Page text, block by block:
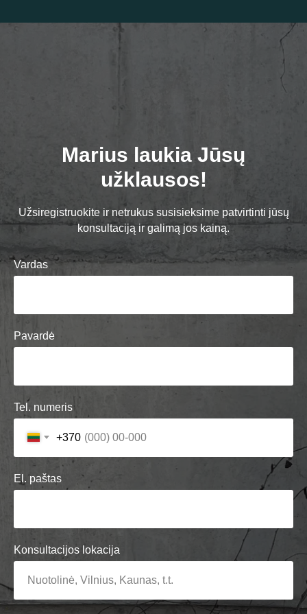
Marius laukia Jūsų
užklausos!
Užsiregistruokite ir netrukus susisieksime patvirtinti jūsų
konsultaciją ir galimą jos kainą.
Vardas
Pavardė
Tel. numeris
+370
El. paštas
Konsultacijos lokacija